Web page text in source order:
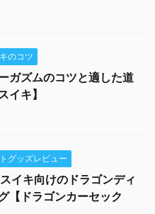
のコツ
ガズムのコツと適した道
イキ】
グッズレビュー
イキ向けのドラゴンディ
【ドラゴンカーセック